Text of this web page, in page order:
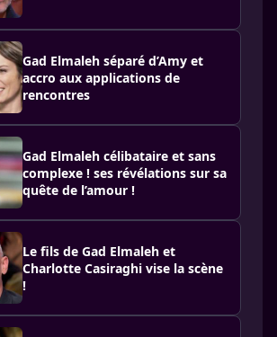
Gad Elmaleh séparé d’Amy et
accro aux applications de
rencontres
Gad Elmaleh célibataire et sans
complexe ! ses révélations sur sa
quête de l’amour !
Le fils de Gad Elmaleh et
Charlotte Casiraghi vise la scène
!